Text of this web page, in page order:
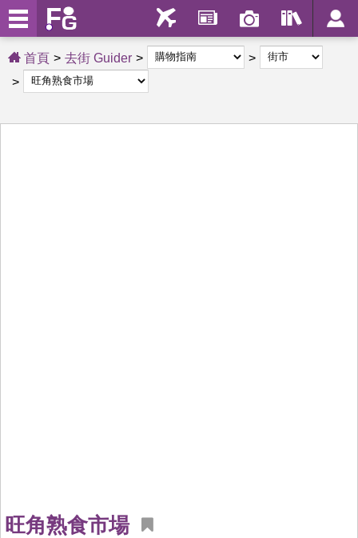
首頁 去街 Guider
旺角熟食市場